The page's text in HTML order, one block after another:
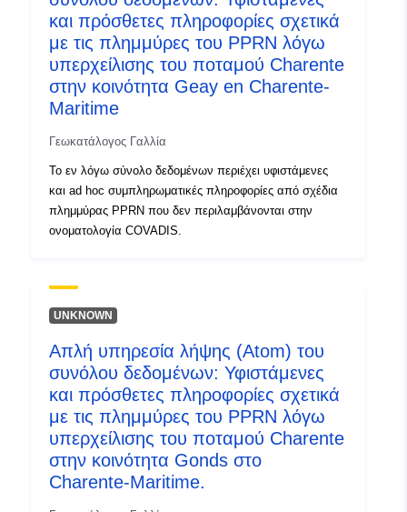
και πρόσθετες πληροφορίες σχετικά
με τις πλημμύρες του PPRN λόγω
υπερχείλισης του ποταμού Charente
στην κοινότητα Geay en Charente-
Maritime
Γεωκατάλογος Γαλλία
Το εν λόγω σύνολο δεδομένων περιέχει υφιστάμενες
και ad hoc συμπληρωματικές πληροφορίες από σχέδια
πλημμύρας PPRN που δεν περιλαμβάνονται στην
ονοματολογία COVADIS.
UNKNOWN
Απλή υπηρεσία λήψης (Atom) του
συνόλου δεδομένων: Υφιστάμενες
και πρόσθετες πληροφορίες σχετικά
με τις πλημμύρες του PPRN λόγω
υπερχείλισης του ποταμού Charente
στην κοινότητα Gonds στο
Charente-Maritime.